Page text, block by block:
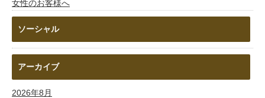
女性のお客様へ
ソーシャル
アーカイブ
2026年8月